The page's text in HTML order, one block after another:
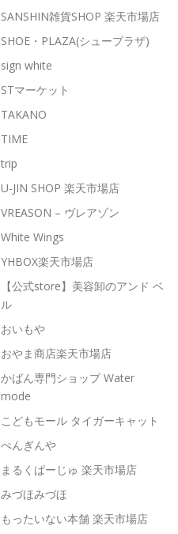
SANSHIN雑貨SHOP 楽天市場店
SHOE・PLAZA(シュープラザ)
sign white
STマーケット
TAKANO
TIME
trip
U-JIN SHOP 楽天市場店
VREASON – ヴレアゾン
White Wings
YHBOX楽天市場店
【公式store】美容卸のアンド ベ
ル
おいもや
おやま商店楽天市場店
かばん専門ショップ Water
mode
こどもモール タイガーキャット
ぺんぎんや
まるくぱーじゅ 楽天市場店
みづほみづほ
もったいない本舗 楽天市場店